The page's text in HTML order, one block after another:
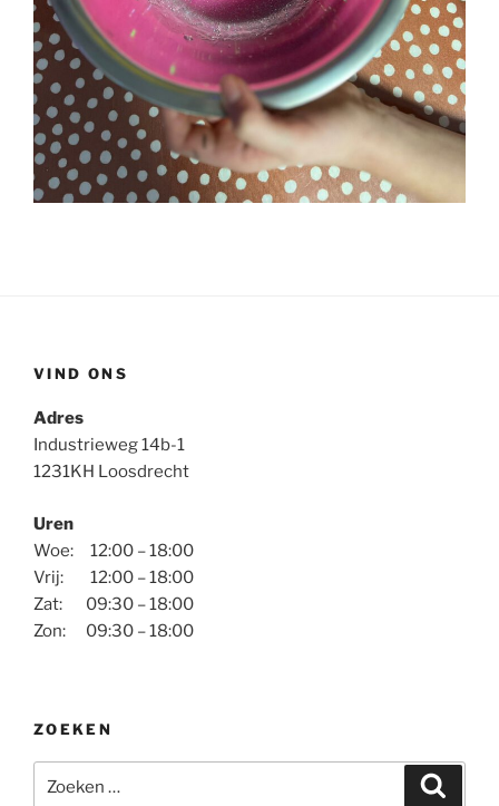
VIND ONS
Adres
Industrieweg 14b-1
1231KH Loosdrecht
Uren
Woe: 12:00 – 18:00
Vrij: 12:00 – 18:00
Zat: 09:30 – 18:00
Zon: 09:30 – 18:00
ZOEKEN
naar: